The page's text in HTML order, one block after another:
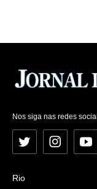
Nos siga nas redes
Twitter Instagram
Rio